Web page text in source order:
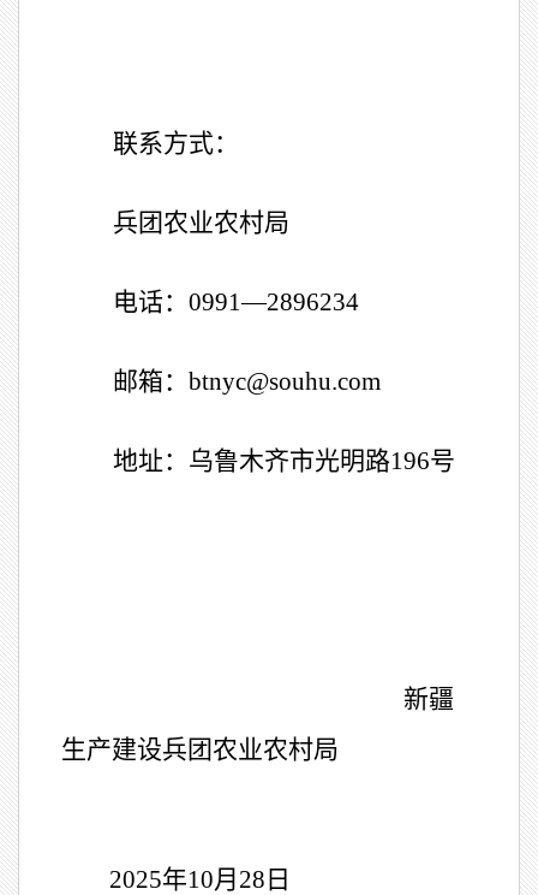
联系方式：
兵团农业农村局
电话： 0991—2896234
邮箱： btnyc@souhu.com
地址：乌鲁木齐市光明路196号
新疆
生产建设兵团农业农村局
2025年10月 28 日